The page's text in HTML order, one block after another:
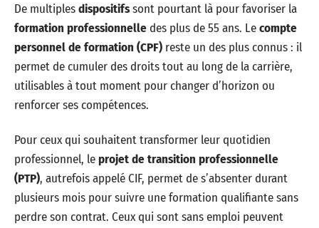
De multiplesdispositifssont pourtant là pour favoriser la
formation professionnelledes plus de 55 ans. Lecompte
personnel de formation (CPF) reste un des plus connus : il
permet de cumuler des droits tout au long de la carrière,
utilisables à tout moment pour changer d’horizon ou
renforcer ses compétences.
Pour ceux qui souhaitent transformer leur quotidien
professionnel, leprojet de transition professionnelle
(PTP), autrefois appelé CIF, permet de s’absenter durant
plusieurs mois pour suivre une formation qualifiante sans
perdre son contrat. Ceux qui sont sans emploi peuvent